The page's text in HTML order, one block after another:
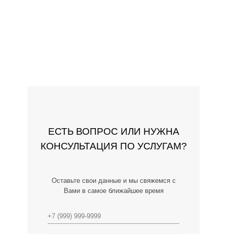
ЕСТЬ ВОПРОС ИЛИ НУЖНА
КОНСУЛЬТАЦИЯ ПО УСЛУГАМ?
Оставьте свои данные и мы свяжемся с
Вами в самое ближайшее время